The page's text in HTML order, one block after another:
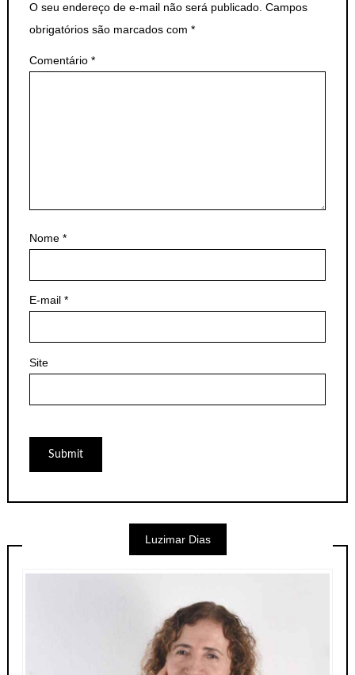
O seu endereço de e-mail não será publicado. Campos
obrigatórios são marcados com *
Comentário *
Nome *
E-mail *
Site
Luzimar Dias